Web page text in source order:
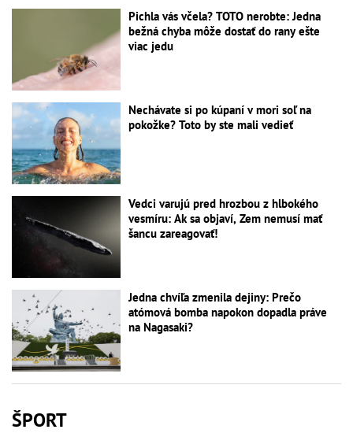
Pichla vás včela? TOTO nerobte: Jedna
bežná chyba môže dostať do rany ešte
viac jedu
Nechávate si po kúpaní v mori soľ na
pokožke? Toto by ste mali vedieť
Vedci varujú pred hrozbou z hlbokého
vesmíru: Ak sa objaví, Zem nemusí mať
šancu zareagovať!
Jedna chvíľa zmenila dejiny: Prečo
atómová bomba napokon dopadla práve
na Nagasaki?
ŠPORT